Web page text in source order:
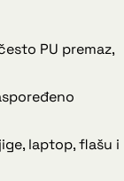
PU premaz,
laptop, flašu i